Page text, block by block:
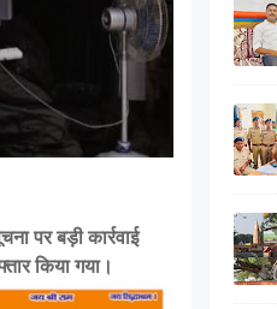
पर बड़ी कार्रवाई
किया गया।